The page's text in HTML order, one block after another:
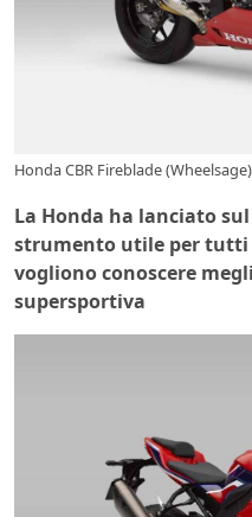
Honda CBR Fireblade (Wheelsage)
La Honda ha lanciato
strumento utile per tutti
vogliono conoscere
supersportiva